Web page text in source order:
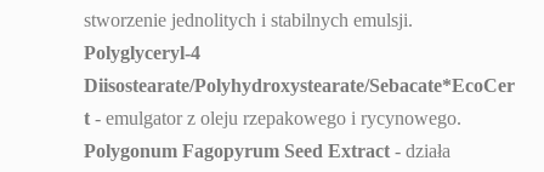
stworzenie jednolitych i stabilnych emulsji.
Polyglyceryl-4
Diisostearate/Polyhydroxystearate/Sebacate*EcoCer
t - emulgator z oleju rzepakowego i rycynowego.
Polygonum Fagopyrum Seed Extract - działa